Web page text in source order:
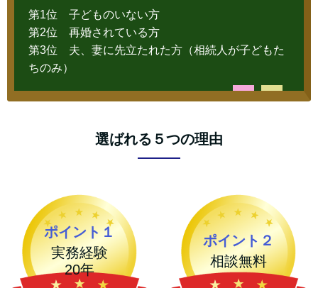
第1位 子どものいない方
第2位 再婚されている方
第3位 夫、妻に先立たれた方（相続人が子どもた
ちのみ）
選ばれる５つの理由
ポイント１
実務経験
20年
ポイント２
相談無料